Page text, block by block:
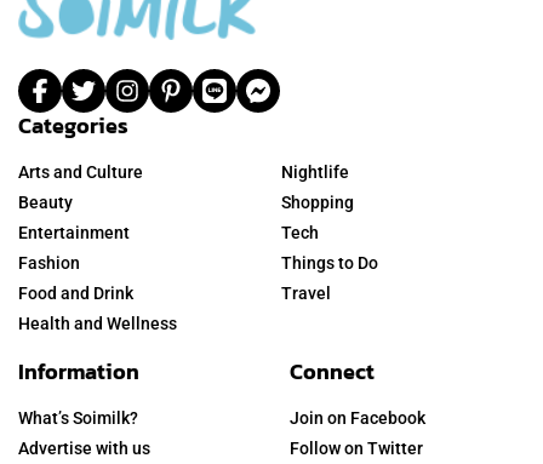
Categories
Arts and Culture
Beauty
Entertainment
Fashion
Food and Drink
Health and Wellness
Nightlife
Shopping
Tech
Things to Do
Travel
Information
What’s Soimilk?
Advertise with us
Connect
Join on Facebook
Follow on Twitter